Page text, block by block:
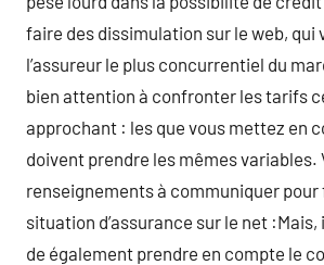
faire des dissimulation sur le web,
l’assureur le plus concurrentiel du
bien attention à confronter les tarifs
approchant : les que vous mettez en
doivent prendre les mêmes variables.
renseignements à communiquer pour
situation d’assurance sur le net
de également prendre en compte le